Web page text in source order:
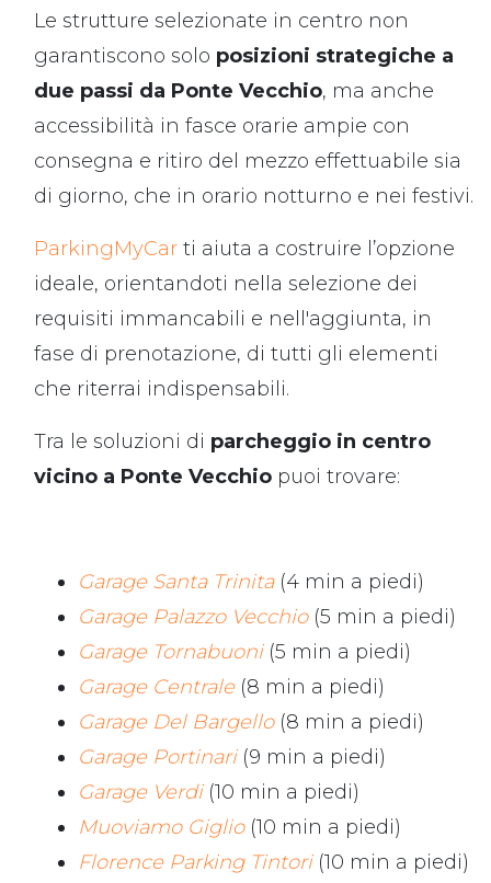
Le strutture selezionate in centro non
garantiscono solo posizioni strategiche a
due passi da Ponte Vecchio, ma anche
accessibilità in fasce orarie ampie con
consegna e ritiro del mezzo effettuabile sia
di giorno, che in orario notturno e nei festivi.
ParkingMyCar ti aiuta a costruire l’opzione
ideale, orientandoti nella selezione dei
requisiti immancabili e nell'aggiunta, in
fase di prenotazione, di tutti gli elementi
che riterrai indispensabili.
Tra le soluzioni di parcheggio in centro
vicino a Ponte Vecchio puoi trovare:
Garage Santa Trinita (4 min a piedi)
Garage Palazzo Vecchio(5 min a piedi)
Garage Tornabuoni(5 min a piedi)
Garage Centrale(8 min a piedi)
Garage Del Bargello(8 min a piedi)
Garage Portinari (9 min a piedi)
Garage Verdi(10 min a piedi)
Muoviamo Giglio(10 min a piedi)
Florence Parking Tintori(10 min a piedi)